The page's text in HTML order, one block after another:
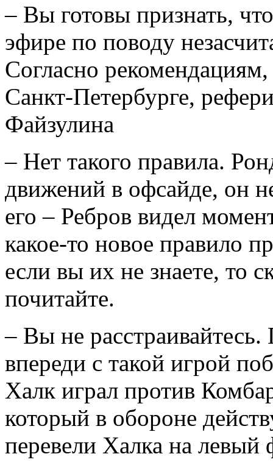
– Вы готовы признать,
эфире по поводу
Согласно
Санкт-Петербурге,
Файзулина
– Нет такого правила.
движений в офсайде, он
его – Ребров видел
какое-то новое правило
если вы их не знаете, то
почитайте.
– Вы не расстраивайтесь.
впереди с такой игрой
Халк играл против
который в обороне
перевели Халка на левый